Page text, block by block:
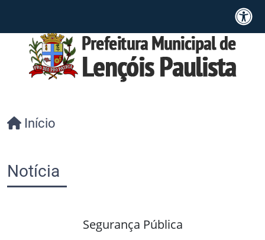
Início
Notícia
Segurança Pública